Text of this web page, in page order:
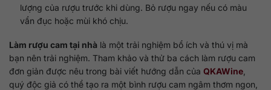
lượng của rượu trước khi dùng. Bỏ rượu ngay nếu có màu
vẩn đục hoặc mùi khó chịu.
Làm rượu cam tại nhà là một trải nghiệm bổ ích và thú vị mà
bạn nên trải nghiệm. Tham khảo và thử ba cách làm rượu cam
đơn giản được nêu trong bài viết hướng dẫn của QKAWine
quý độc giả có thể tạo ra một bình rượu cam ngâm thơm ngon,